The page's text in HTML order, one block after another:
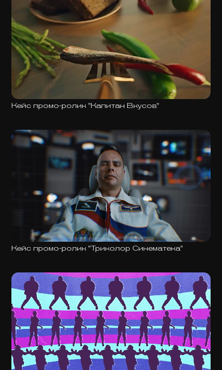
Кейс промо-ролик "Капитан Вкусов"
Кейс промо-ролик "Триколор Синематека"